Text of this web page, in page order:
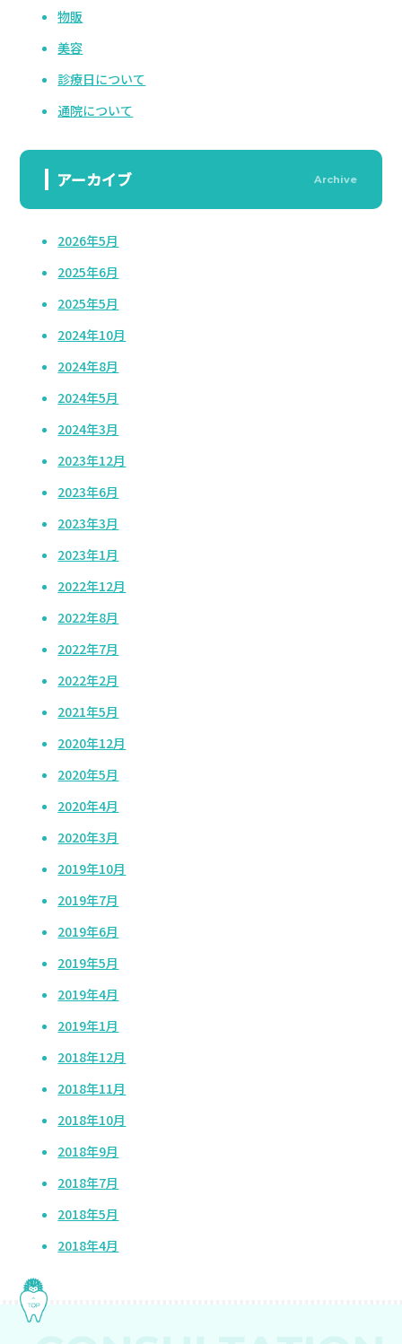
物販
美容
診療日について
通院について
アーカイブ Archive
2026年5月
2025年6月
2025年5月
2024年10月
2024年8月
2024年5月
2024年3月
2023年12月
2023年6月
2023年3月
2023年1月
2022年12月
2022年8月
2022年7月
2022年2月
2021年5月
2020年12月
2020年5月
2020年4月
2020年3月
2019年10月
2019年7月
2019年6月
2019年5月
2019年4月
2019年1月
2018年12月
2018年11月
2018年10月
2018年9月
2018年7月
2018年5月
2018年4月